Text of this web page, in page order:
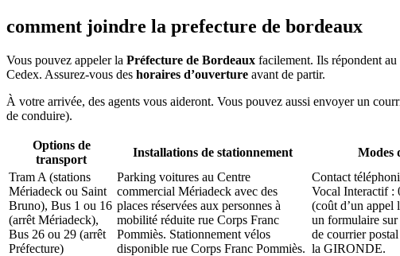
comment joindre la prefecture de bordeaux
Vous pouvez appeler la Préfecture de Bordeaux facilement. Ils répondent
Cedex. Assurez-vous des horaires d’ouverture avant de partir.
À votre arrivée, des agents vous aideront. Vous pouvez aussi envoyer un
de conduire).
Options de
transport
Installations de stationnement Modes
Tram A (stations
Mériadeck ou Saint
Bruno), Bus 1 ou 16
(arrêt Mériadeck),
Bus 26 ou 29 (arrêt
Préfecture)
Parking voitures au Centre
commercial Mériadeck avec des
places réservées aux personnes à
mobilité réduite rue Corps Franc
Pommiès. Stationnement vélos
disponible rue Corps Franc Pommiès.
Contact
Vocal Interactif :
(coût d’un appel
un formulaire
de courrier
la GIRONDE.